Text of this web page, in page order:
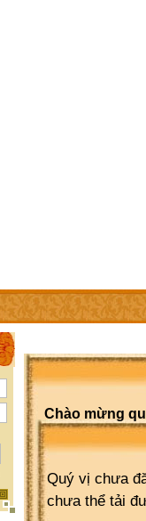
TRỢ GIÚP WEBSITE
Chào mừng
Quý vị chưa
chưa thể tải